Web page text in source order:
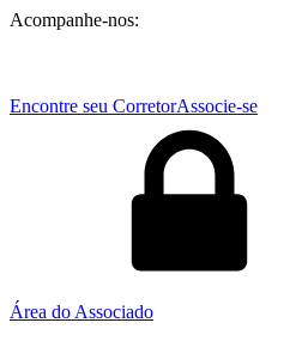
Acompanhe-nos:
Encontre seu CorretorAssocie-se
Área do Associado